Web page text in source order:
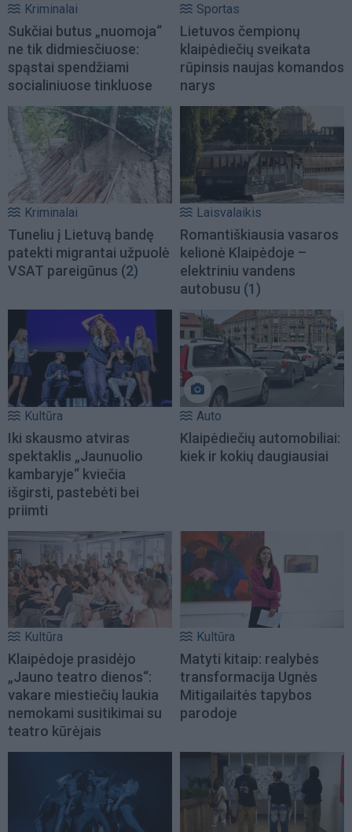
Kriminalai
Sukčiai butus „nuomoja“
ne tik didmiesčiuose:
spąstai spendžiami
socialiniuose tinkluose
Sportas
Lietuvos čempionų
klaipėdiečių sveikata
rūpinsis naujas komandos
narys
Kriminalai
Tuneliu į Lietuvą bandę
patekti migrantai užpuolė
VSAT pareigūnus (2)
Laisvalaikis
Romantiškiausia vasaros
kelionė Klaipėdoje –
elektriniu vandens
autobusu (1)
Kultūra
Iki skausmo atviras
spektaklis „Jaunuolio
kambaryje“ kviečia
išgirsti, pastebėti bei
priimti
Auto
Klaipėdiečių automobiliai:
kiek ir kokių daugiausiai
Kultūra
Klaipėdoje prasidėjo
„Jauno teatro dienos“:
vakare miestiečių laukia
nemokami susitikimai su
teatro kūrėjais
Kultūra
Matyti kitaip: realybės
transformacija Ugnės
Mitigailaitės tapybos
parodoje